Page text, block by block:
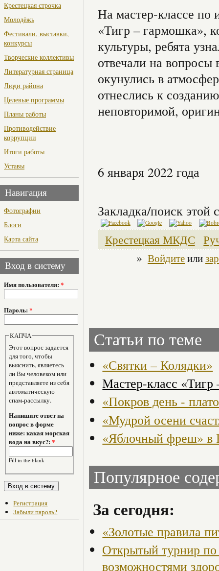
Крестецкая строчка
Молодёжь
Фестивали, выставки,
конкурсы
Творческие коллективы
Литературная страница
Люди района
Целевые программы
Планы работы
Противодействие
коррупции
Итоги работы
Уставы
Навигация
Фотографии
Блоги
Карта сайта
Вход в систему
Имя пользователя: *
Пароль: *
КАПЧА
Этот вопрос задается
для того, чтобы
выяснить, являетесь
ли Вы человеком или
представляете из себя
автоматическую
спам-рассылку.
Напишите ответ на
вопрос в форме
ниже: какая морская
вода на вкус?:*
Fill in the blank
Регистрация
Забыли пароль?
На мастер-классе по
«Тигр – гармошка»,
культуры, ребята
отвечали на
окунулись в
отнеслись к
неповторимой,
6 января 2022 года
Закладка/поиск этой
Крестецкая МКДС
» Войдитеили
Статьи по теме
«Святки – Колядки»
Мастер-класс
«Покров день -
«Мудрой осени
«Яблочный фреш» в
Популярное
За сегодня:
«Золотые правила
Открытый турнир
возможностями